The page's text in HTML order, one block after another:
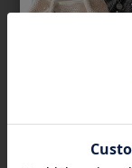
★雑誌掲載アイテ